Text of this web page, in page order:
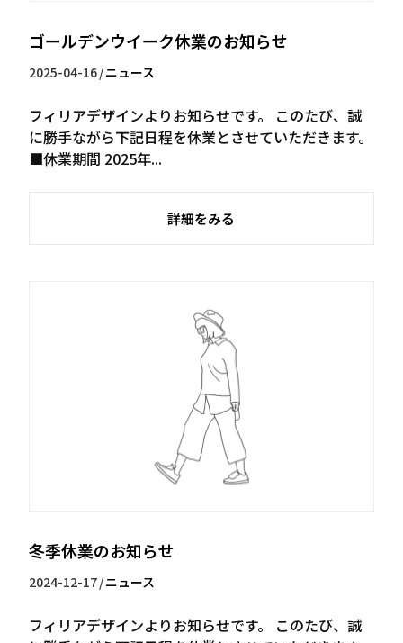
ゴールデンウイーク休業のお知らせ
2025-04-16/ニュース
フィリアデザインよりお知らせです。 このたび、誠
に勝手ながら下記日程を休業とさせていただきます。
■休業期間 2025年...
詳細をみる
冬季休業のお知らせ
2024-12-17/ニュース
フィリアデザインよりお知らせです。 このたび、誠